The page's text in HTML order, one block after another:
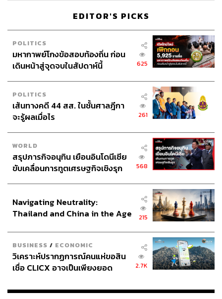
EDITOR'S PICKS
POLITICS
มหากาพย์โกงข้อสอบท้องถิ่น ก่อน
เดินหน้าสู่จุดจบในสัปดาห์นี้
625
POLITICS
เส้นทางคดี 44 สส. ในชั้นศาลฎีกา
จะรู้ผลเมื่อไร
261
WORLD
สรุปภารกิจอนุทิน เยือนอินโดนีเซีย
ขับเคลื่อนการทูตเศรษฐกิจเชิงรุก
568
Navigating Neutrality:
Thailand and China in the Age
215
BUSINESS / ECONOMIC
วิเคราะห์ปรากฏการณ์คนแห่ขอสิน
เชื่อ CLICX อาจเป็นเพียงยอด
เรือนไทยที่ถูกซุกไว้
2.7K